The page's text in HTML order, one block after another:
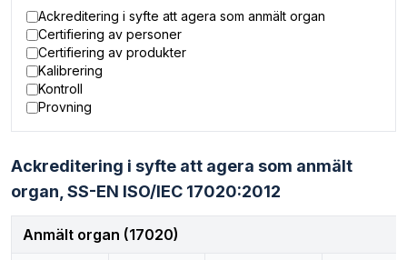
Oskarshamn (ID 049)
Skellefteå (ID 029)
Solna (ID 009)
Solna (ID 031)
Solna, Stockholm Huvudkontor (ID 012)
Solna, Stockholm Huvudkontor (ID 022)
Stenungsund (ID 048)
Sundsvall (ID 034)
Västerås (ID 035)
Örnsköldsvik (ID 050)
Ackreditering i syfte att agera som anmält organ
Certifiering av personer
Certifiering av produkter
Kalibrering
Kontroll
Provning
Ackreditering i syfte att agera som anmält
organ, SS-EN ISO/IEC 17020:2012
Anmält organ (17020)